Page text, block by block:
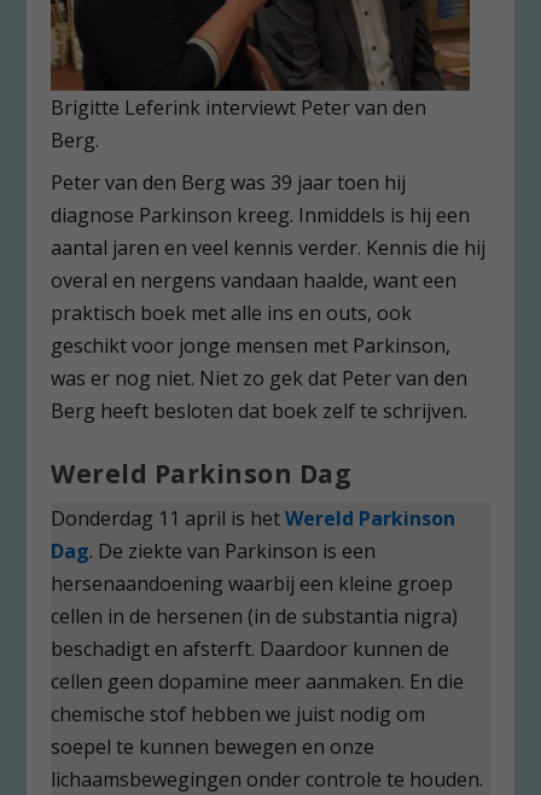
Brigitte Leferink interviewt Peter van den
Berg.
Peter van den Berg was 39 jaar toen hij
diagnose Parkinson kreeg. Inmiddels is hij een
aantal jaren en veel kennis verder. Kennis die hij
overal en nergens vandaan haalde, want een
praktisch boek met alle ins en outs, ook
geschikt voor jonge mensen met Parkinson,
was er nog niet. Niet zo gek dat Peter van den
Berg heeft besloten dat boek zelf te schrijven.
Wereld Parkinson Dag
Donderdag 11 april is hetWereld Parkinson
Dag. De ziekte van Parkinson is een
hersenaandoening waarbij een kleine groep
cellen in de hersenen (in de substantia nigra)
beschadigt en afsterft. Daardoor kunnen de
cellen geen dopamine meer aanmaken. En die
chemische stof hebben we juist nodig om
soepel te kunnen bewegen en onze
lichaamsbewegingen onder controle te houden.